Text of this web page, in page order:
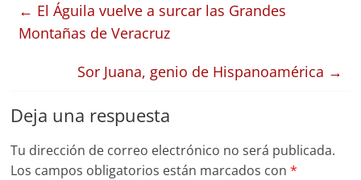
← El Águila vuelve a surcar las Grandes
Montañas de Veracruz
Sor Juana, genio de Hispanoamérica →
Deja una respuesta
Tu dirección de correo electrónico no será publicada.
Los campos obligatorios están marcados con*